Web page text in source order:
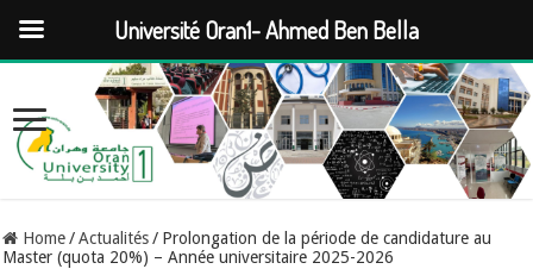
Home / Actualités / Prolongation de la période de candidature au
Master (quota 20%) – Année universitaire 2025-2026
Université Oran1- Ahmed Ben Bella